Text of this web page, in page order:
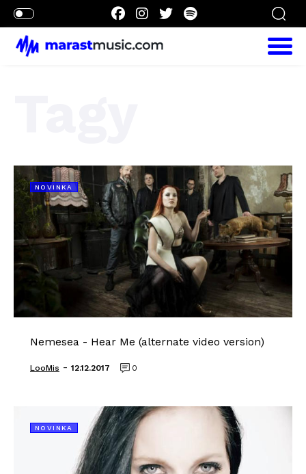
NOVINKA
Nemesea - Hear Me (alternate video version)
LooMis - 12.12.2017 0
NOVINKA